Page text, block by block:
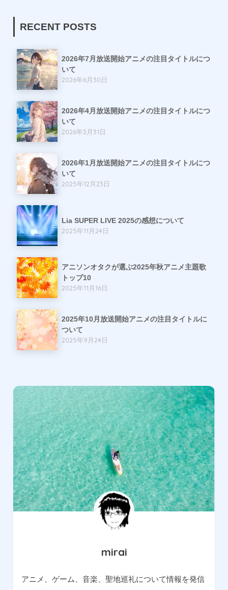
RECENT POSTS
2026年7月放送開始アニメの注目タイトルにつ
いて
2026年6月30日
2026年4月放送開始アニメの注目タイトルにつ
いて
2026年3月31日
2026年1月放送開始アニメの注目タイトルにつ
いて
2025年12月23日
Lia SUPER LIVE 2025の感想について
2025年11月24日
アニソンオタクが選ぶ2025年秋アニメ主題歌
トップ10
2025年11月16日
2025年10月放送開始アニメの注目タイトルに
ついて
2025年9月24日
mirai
アニメ、ゲーム、音楽、聖地巡礼について情報を発信